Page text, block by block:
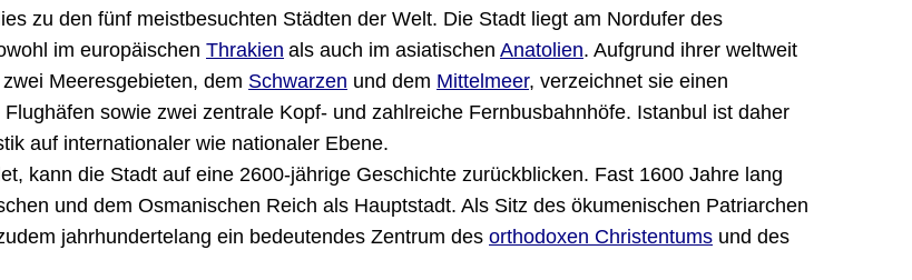
zu den fünf meistbesuchten Städten der Welt. Die Stadt liegt am Nordufer des
im europäischen Thrakien als auch im asiatischen Anatolien. Aufgrund ihrer weltweit
Meeresgebieten, dem Schwarzen und dem Mittelmeer, verzeichnet sie einen
sowie zwei zentrale Kopf- und zahlreiche Fernbusbahnhöfe. Istanbul ist daher
auf internationaler wie nationaler Ebene.
kann die Stadt auf eine 2600-jährige Geschichte zurückblicken. Fast 1600 Jahre lang
und dem Osmanischen Reich als Hauptstadt. Als Sitz des ökumenischen Patriarchen
jahrhundertelang ein bedeutendes Zentrum des orthodoxen Christentums und des